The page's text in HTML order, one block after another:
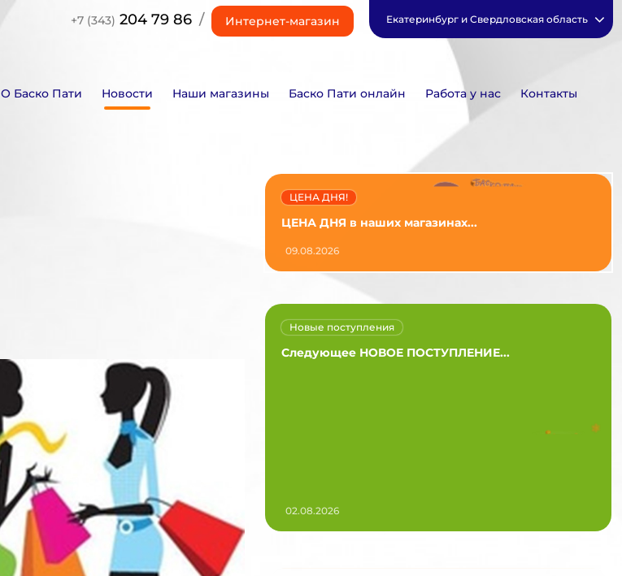
+7 (343) 204 79 86 / Интернет-магазин Екатеринбург и Свердловская область
О Баско Пати Новости Наши магазины Баско Пати онлайн Работа у нас Контакты
ЦЕНА ДНЯ в наших магазинах...
ЦЕНА ДНЯ!
09.08.2026
Следующее НОВОЕ ПОСТУПЛЕНИЕ...
Новые поступления
02.08.2026